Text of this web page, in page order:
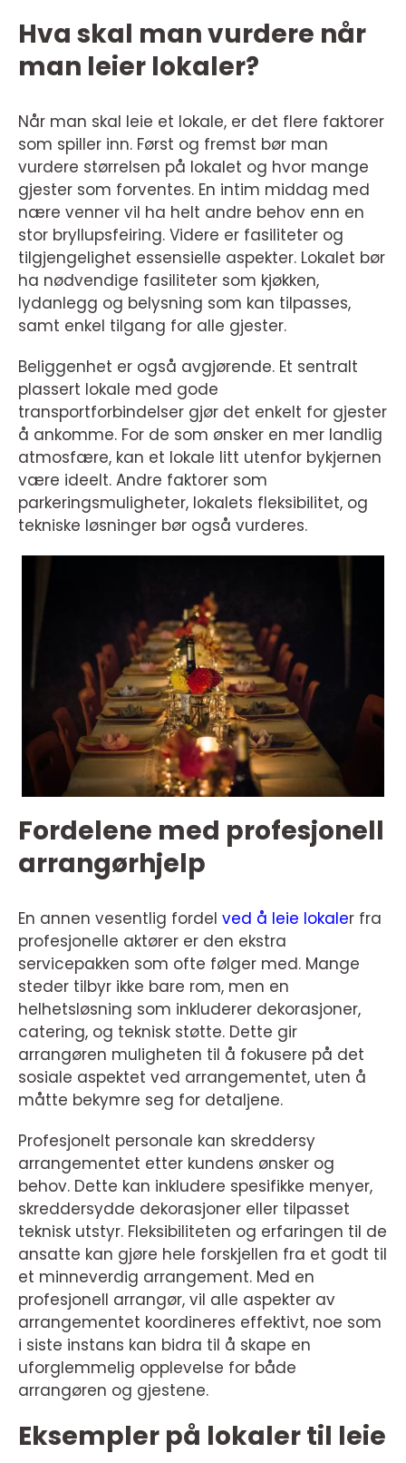
Hva skal man vurdere når
man leier lokaler?
Når man skal leie et lokale, er det flere faktorer
som spiller inn. Først og fremst bør man
vurdere størrelsen på lokalet og hvor mange
gjester som forventes. En intim middag med
nære venner vil ha helt andre behov enn en
stor bryllupsfeiring. Videre er fasiliteter og
tilgjengelighet essensielle aspekter. Lokalet bør
ha nødvendige fasiliteter som kjøkken,
lydanlegg og belysning som kan tilpasses,
samt enkel tilgang for alle gjester.
Beliggenhet er også avgjørende. Et sentralt
plassert lokale med gode
transportforbindelser gjør det enkelt for gjester
å ankomme. For de som ønsker en mer landlig
atmosfære, kan et lokale litt utenfor bykjernen
være ideelt. Andre faktorer som
parkeringsmuligheter, lokalets fleksibilitet, og
tekniske løsninger bør også vurderes.
Fordelene med profesjonell
arrangørhjelp
En annen vesentlig fordel ved å leie lokaler fra
profesjonelle aktører er den ekstra
servicepakken som ofte følger med. Mange
steder tilbyr ikke bare rom, men en
helhetsløsning som inkluderer dekorasjoner,
catering, og teknisk støtte. Dette gir
arrangøren muligheten til å fokusere på det
sosiale aspektet ved arrangementet, uten å
måtte bekymre seg for detaljene.
Profesjonelt personale kan skreddersy
arrangementet etter kundens ønsker og
behov. Dette kan inkludere spesifikke menyer,
skreddersydde dekorasjoner eller tilpasset
teknisk utstyr. Fleksibiliteten og erfaringen til de
ansatte kan gjøre hele forskjellen fra et godt til
et minneverdig arrangement. Med en
profesjonell arrangør, vil alle aspekter av
arrangementet koordineres effektivt, noe som
i siste instans kan bidra til å skape en
uforglemmelig opplevelse for både
arrangøren og gjestene.
Eksempler på lokaler til leie